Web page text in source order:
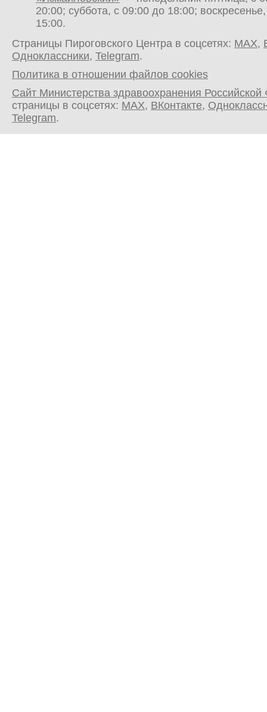
20:00; суббота, с 09:00 до 18:00;
15:00.
Страницы Пироговского Центра в соцсетях: MAX,
Одноклассники, Telegram.
Политика в отношении файлов cookies
Сайт Министерства здравоохранения
страницы в соцсетях: MAX, ВКонтакте,
Telegram.